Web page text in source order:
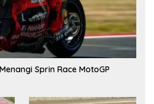
Sprin Race MotoGP